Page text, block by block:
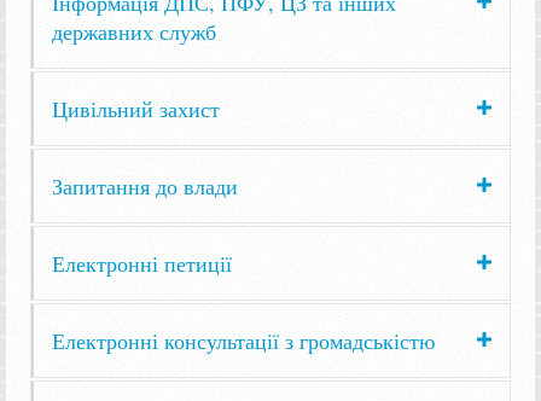
державних служб
Цивільний захист
Запитання до влади
Електронні петиції
Електронні консультації з громадськістю